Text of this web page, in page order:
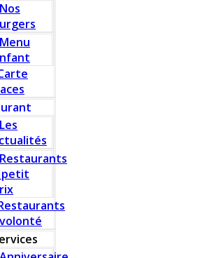
Nos
Menu
Les
Restaurants
petit